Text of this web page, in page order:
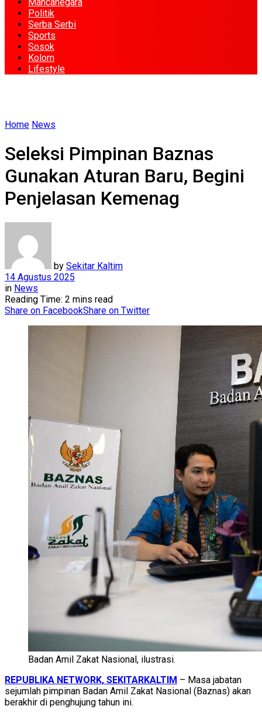
Politik
Serba Serbi
Sports
Sosok
Kolom
Lifestyle
Home News
Seleksi Pimpinan Baznas
Gunakan Aturan Baru, Begini
Penjelasan Kemenag
by Sekitar Kaltim
14 Agustus 2025
in News
Reading Time: 2 mins read
Share on FacebookShare on Twitter
Badan Amil Zakat Nasional, ilustrasi.
REPUBLIKA NETWORK, SEKITARKALTIM – Masa jabatan
sejumlah pimpinan Badan Amil Zakat Nasional (Baznas) akan
berakhir di penghujung tahun ini.